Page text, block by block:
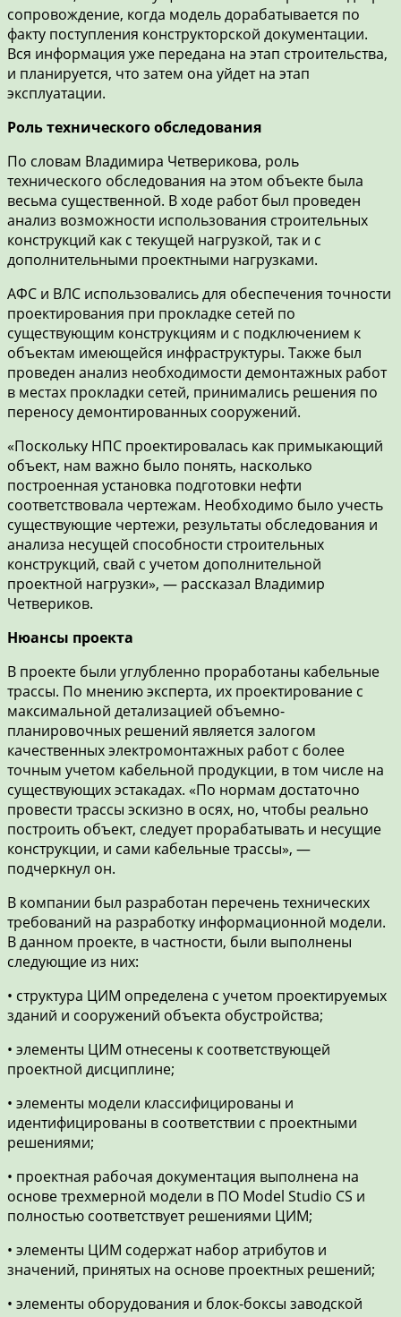
сопровождение, когда модель дорабатывается по
факту поступления конструкторской документации.
Вся информация уже передана на этап строительства,
и планируется, что затем она уйдет на этап
эксплуатации.
Роль технического обследования
По словам Владимира Четверикова, роль
технического обследования на этом объекте была
весьма существенной. В ходе работ был проведен
анализ возможности использования строительных
конструкций как с текущей нагрузкой, так и с
дополнительными проектными нагрузками.
АФС и ВЛС использовались для обеспечения точности
проектирования при прокладке сетей по
существующим конструкциям и с подключением к
объектам имеющейся инфраструктуры. Также был
проведен анализ необходимости демонтажных работ
в местах прокладки сетей, принимались решения по
переносу демонтированных сооружений.
«Поскольку НПС проектировалась как примыкающий
объект, нам важно было понять, насколько
построенная установка подготовки нефти
соответствовала чертежам. Необходимо было учесть
существующие чертежи, результаты обследования и
анализа несущей способности строительных
конструкций, свай с учетом дополнительной
проектной нагрузки», — рассказал Владимир
Четвериков.
Нюансы проекта
В проекте были углубленно проработаны кабельные
трассы. По мнению эксперта, их проектирование с
максимальной детализацией объемно-
планировочных решений является залогом
качественных электромонтажных работ с более
точным учетом кабельной продукции, в том числе на
существующих эстакадах. «По нормам достаточно
провести трассы эскизно в осях, но, чтобы реально
построить объект, следует прорабатывать и несущие
конструкции, и сами кабельные трассы», —
подчеркнул он.
В компании был разработан перечень технических
требований на разработку информационной модели.
В данном проекте, в частности, были выполнены
следующие из них:
• структура ЦИМ определена с учетом проектируемых
зданий и сооружений объекта обустройства;
• элементы ЦИМ отнесены к соответствующей
проектной дисциплине;
• элементы модели классифицированы и
идентифицированы в соответствии с проектными
решениями;
• проектная рабочая документация выполнена на
основе трехмерной модели в ПО Model Studio CS и
полностью соответствует решениями ЦИМ;
• элементы ЦИМ содержат набор атрибутов и
значений, принятых на основе проектных решений;
• элементы оборудования и блок-боксы заводской